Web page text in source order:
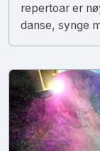
repertoar er
danse, synge